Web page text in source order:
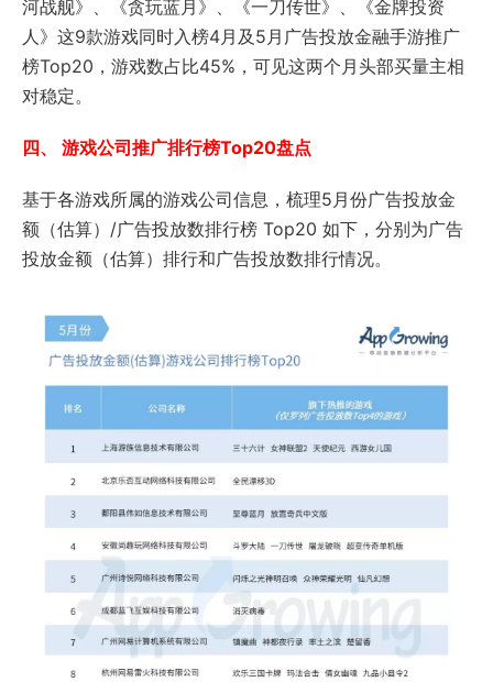
河战舰》、《贪玩蓝月》、《一刀传世》、《金牌投资
人》这9款游戏同时入榜4月及5月广告投放金融手游推广
榜Top20，游戏数占比45%，可见这两个月头部买量主相
对稳定。
四、 游戏公司推广排行榜Top20盘点
基于各游戏所属的游戏公司信息，梳理5月份广告投放金
额（估算）/广告投放数排行榜 Top20 如下，分别为广告
投放金额（估算）排行和广告投放数排行情况。